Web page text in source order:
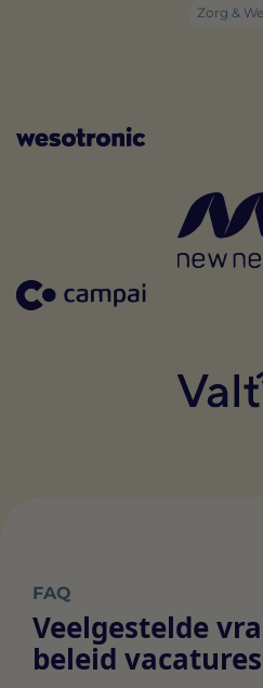
Zorg &
FAQ
Veelgestelde
beleid